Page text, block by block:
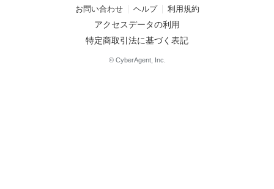
お問い合わせ ヘルプ 利用規約
アクセスデータの利用
特定商取引法に基づく表記
© CyberAgent, Inc.